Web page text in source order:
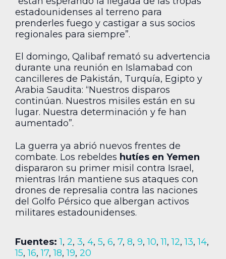
estadounidenses al terreno para
prenderles fuego y castigar a sus socios
regionales para siempre”.
El domingo, Qalibaf remató su advertencia
durante una reunión en Islamabad con
cancilleres de Pakistán, Turquía, Egipto y
Arabia Saudita: “Nuestros disparos
continúan. Nuestros misiles están en su
lugar. Nuestra determinación y fe han
aumentado”.
La guerra ya abrió nuevos frentes de
combate. Los rebeldes hutíes en Yemen
dispararon su primer misil contra Israel,
mientras Irán mantiene sus ataques con
drones de represalia contra las naciones
del Golfo Pérsico que albergan activos
militares estadounidenses.
Fuentes: 1, 2, 3, 4, 5, 6, 7, 8, 9,10,11,12,13,14,
15,16,17,18,19, 20